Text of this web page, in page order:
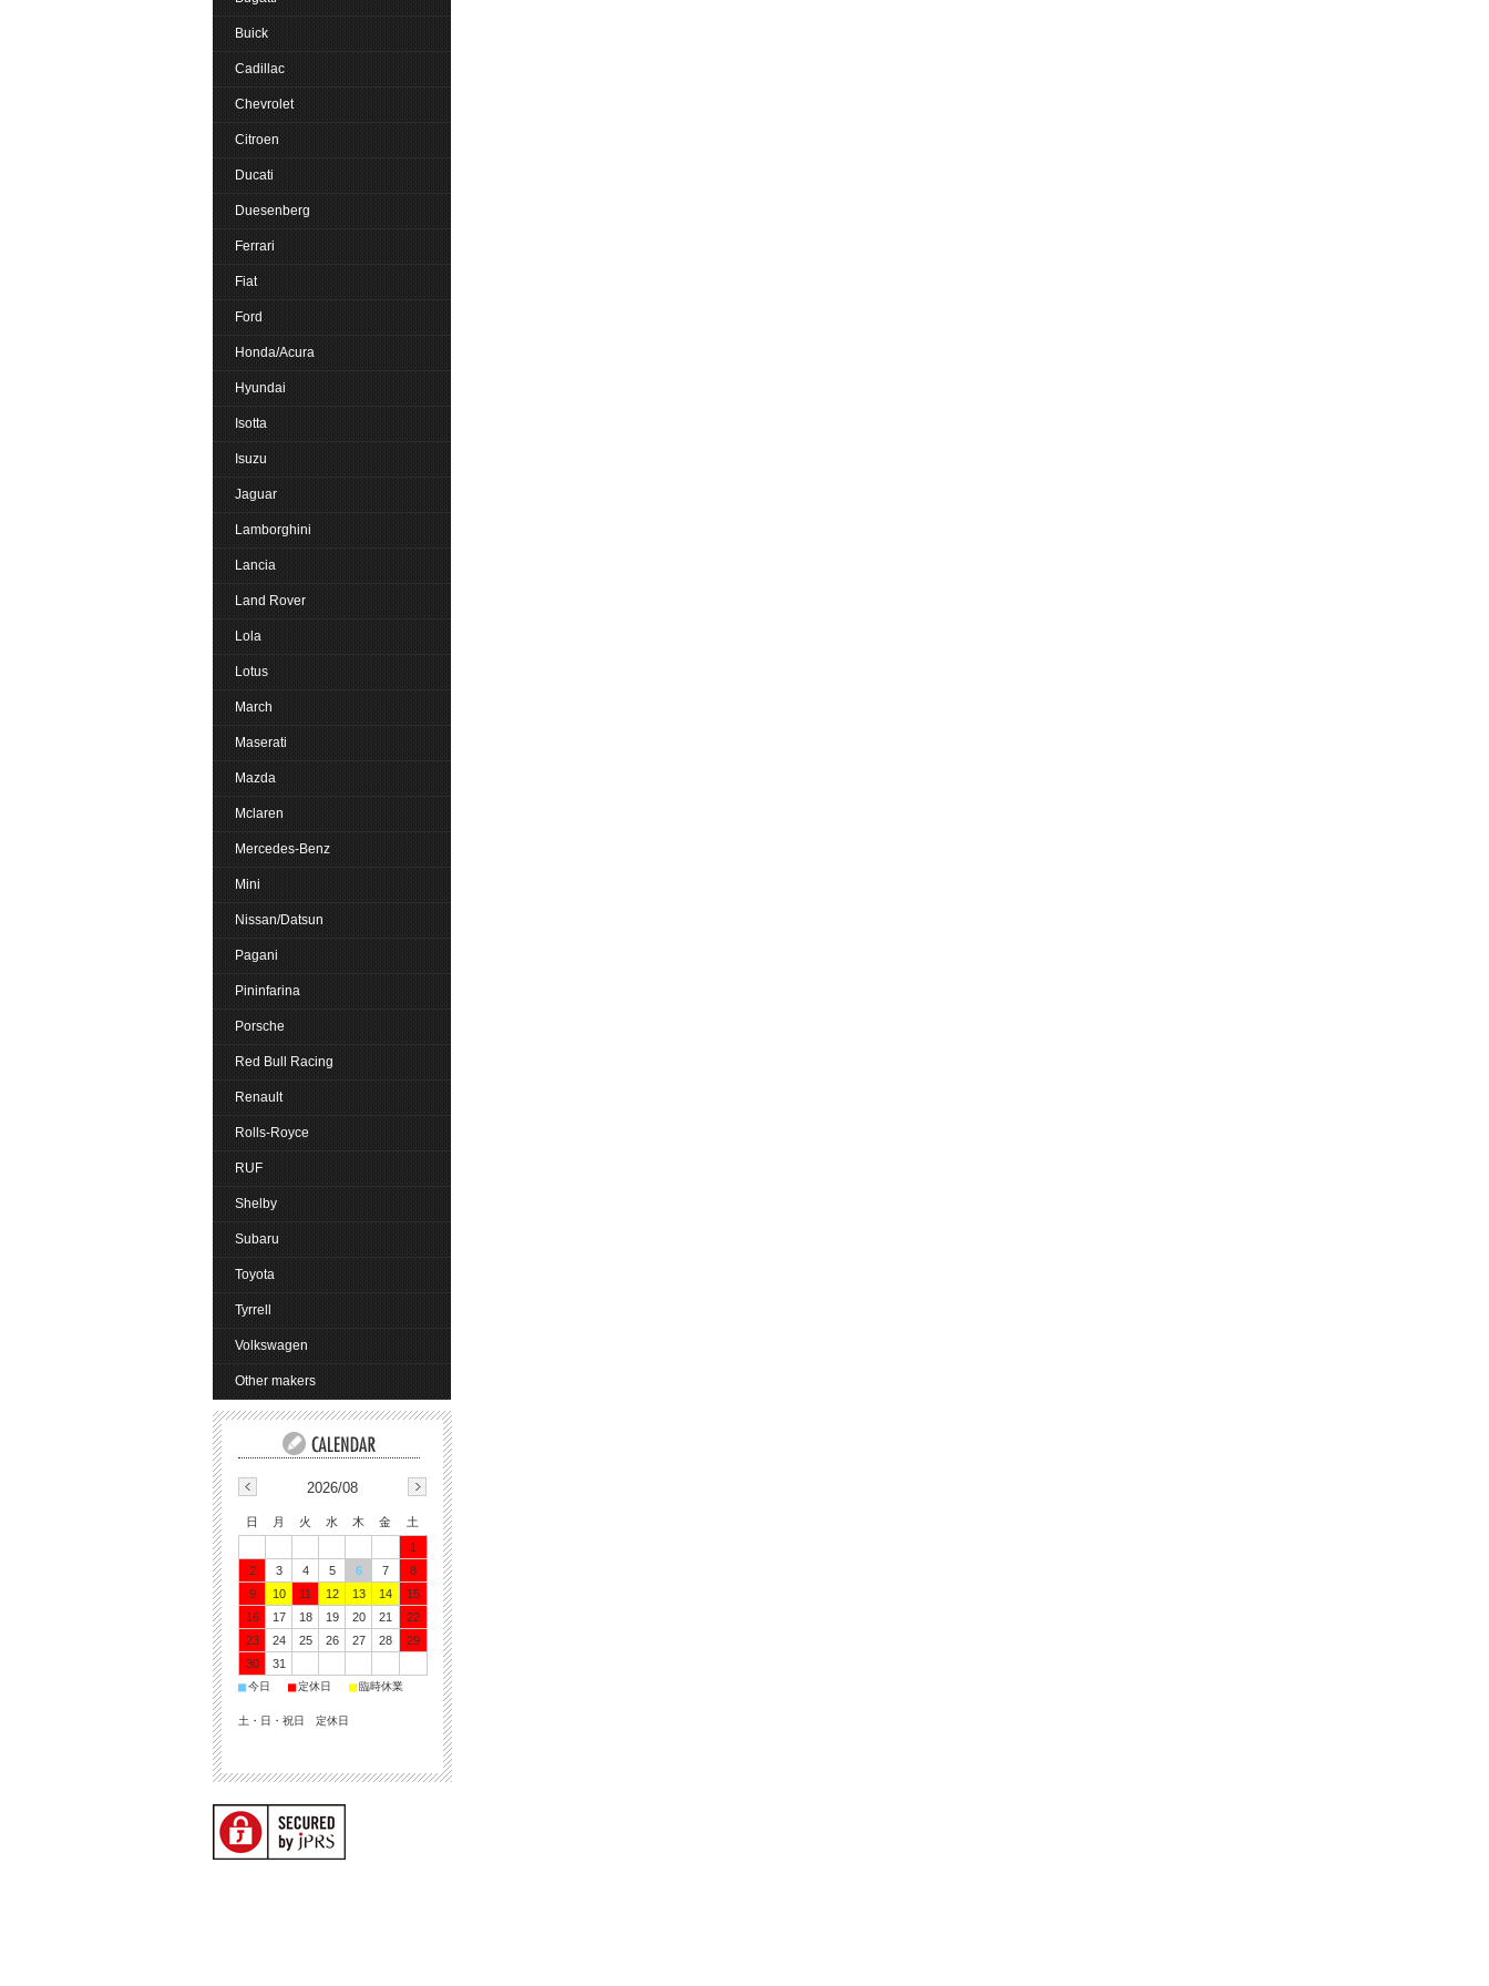
Buick
Cadillac
Chevrolet
Citroen
Ducati
Duesenberg
Ferrari
Fiat
Ford
Honda/Acura
Hyundai
Isotta
Isuzu
Jaguar
Lamborghini
Lancia
Land Rover
Lola
Lotus
March
Maserati
Mazda
Mclaren
Mercedes-Benz
Mini
Nissan/Datsun
Pagani
Pininfarina
Porsche
Red Bull Racing
Renault
Rolls-Royce
RUF
Shelby
Subaru
Toyota
Tyrrell
Volkswagen
Other makers
2026/08
日 月 火 水 木 金
土
1
2
3 4 5 6 7
8
9
10 11 12 13 14
15
16
17 18 19 20 21
22
23
24 25 26 27 28
29
30
31
■今日 ■定休日 ■臨時休業
土・日・祝日 定休日